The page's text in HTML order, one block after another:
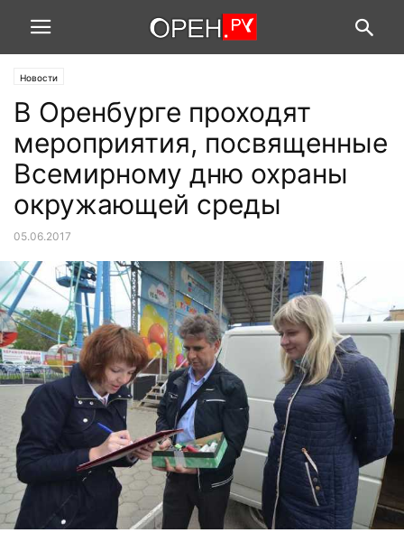
Новости
В Оренбурге проходят
мероприятия, посвященные
Всемирному дню охраны
окружающей среды
05.06.2017